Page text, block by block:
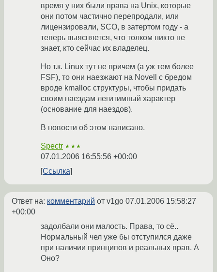
время у них были права на Unix, которые
они потом частично перепродали, или
лицензировали, SCO, в затертом году - а
теперь выясняется, что толком никто не
знает, кто сейчас их владелец.
Но т.к. Linux тут не причем (а уж тем более
FSF), то они наезжают на Novell с бредом
вроде kmalloc структуры, чтобы придать
своим наездам легитимный характер
(основание для наездов).
В новости об этом написано.
Spectr ★★★
07.01.2006 16:55:56 +00:00
Ссылка
Ответ на: комментарий от v1go 07.01.2006 15:58:27
+00:00
задолбали они малость. Права, то сё..
Нормальный чел уже бы отступился даже
при наличии принципов и реальных прав. А
Оно?